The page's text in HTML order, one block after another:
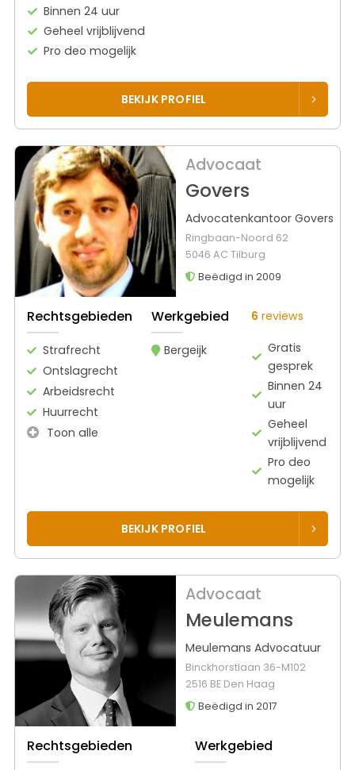
Binnen 24 uur
Geheel vrijblijvend
Pro deo mogelijk
BEKIJK PROFIEL
Advocaat
Govers
Advocatenkantoor Govers
Ringbaan-Noord 62
5046 AC Tilburg
Beëdigd in 2009
Rechtsgebieden
Strafrecht
Ontslagrecht
Arbeidsrecht
Huurrecht
Toon alle
Werkgebied
Bergeijk
6 reviews
Gratis
gesprek
Binnen 24
uur
Geheel
vrijblijvend
Pro deo
mogelijk
BEKIJK PROFIEL
Advocaat
Meulemans
Meulemans Advocatuur
Binckhorstlaan 36-M102
2516 BE Den Haag
Beëdigd in 2017
Rechtsgebieden Werkgebied